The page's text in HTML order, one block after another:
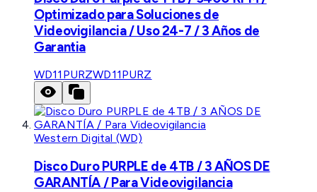
Optimizado para Soluciones de
Videovigilancia / Uso 24-7 / 3 Años de
Garantia
WD11PURZWD11PURZ
Western Digital (WD)
Disco Duro PURPLE de 4TB / 3 AÑOS DE
GARANTÍA / Para Videovigilancia